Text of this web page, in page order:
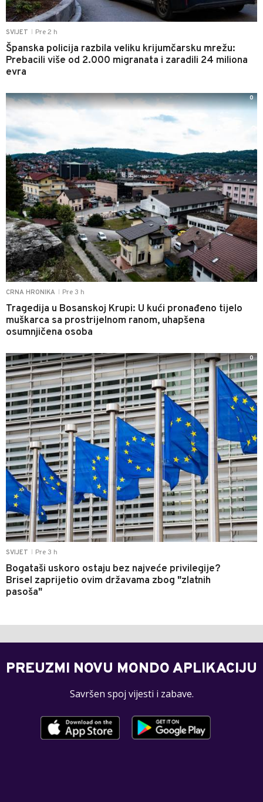
SVIJET Pre 2 h
Španska policija razbila veliku krijumčarsku mrežu:
Prebacili više od 2.000 migranata i zaradili 24 miliona
evra
CRNA HRONIKA Pre 3 h
Tragedija u Bosanskoj Krupi: U kući pronađeno tijelo
muškarca sa prostrijelnom ranom, uhapšena
osumnjičena osoba
0
SVIJET Pre 3 h
Bogataši uskoro ostaju bez najveće privilegije?
Brisel zaprijetio ovim državama zbog "zlatnih
pasoša"
0
PREUZMI NOVU MONDO APLIKACIJU
Savršen spoj vijesti i zabave.